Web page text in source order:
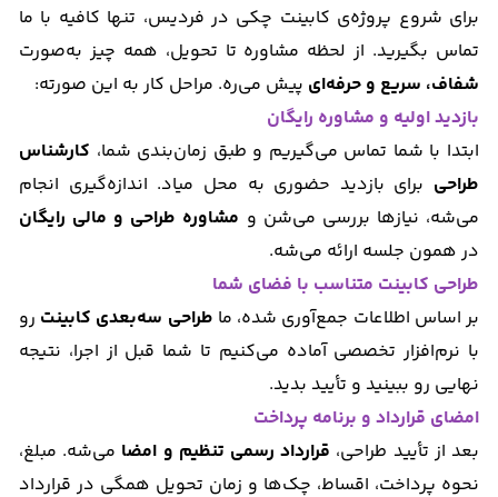
برای شروع پروژه‌ی کابینت چکی در فردیس، تنها کافیه با ما
تماس بگیرید. از لحظه مشاوره تا تحویل، همه چیز به‌صورت
شفاف، سریع و حرفه‌ای پیش می‌ره. مراحل کار به این صورته:
بازدید اولیه و مشاوره رایگان
ابتدا با شما تماس می‌گیریم و طبق زمان‌بندی شما، کارشناس
طراحی برای بازدید حضوری به محل میاد. اندازه‌گیری انجام
می‌شه، نیازها بررسی می‌شن و مشاوره طراحی و مالی رایگان
در همون جلسه ارائه می‌شه.
طراحی کابینت متناسب با فضای شما
بر اساس اطلاعات جمع‌آوری شده، ما طراحی سه‌بعدی کابینت رو
با نرم‌افزار تخصصی آماده می‌کنیم تا شما قبل از اجرا، نتیجه
نهایی رو ببینید و تأیید بدید.
امضای قرارداد و برنامه پرداخت
بعد از تأیید طراحی، قرارداد رسمی تنظیم و امضا می‌شه. مبلغ،
نحوه پرداخت، اقساط، چک‌ها و زمان تحویل همگی در قرارداد